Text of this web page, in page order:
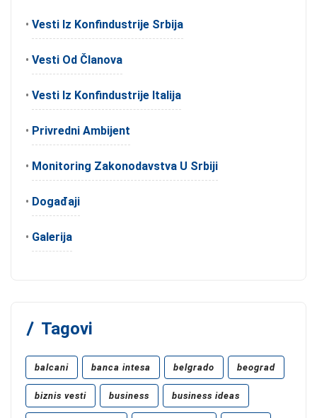
• Vesti Iz Konfindustrije Srbija
• Vesti Od Članova
• Vesti Iz Konfindustrije Italija
• Privredni Ambijent
• Monitoring Zakonodavstva U Srbiji
• Događaji
• Galerija
Tagovi
balcani banca intesa belgrado beograd
biznis vesti business business ideas